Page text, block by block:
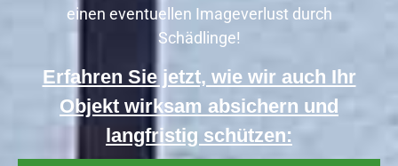
einen eventuellen Imageverlust durch
Schädlinge!
Erfahren Sie jetzt, wie wir auch Ihr
Objekt wirksam absichern und
langfristig schützen: